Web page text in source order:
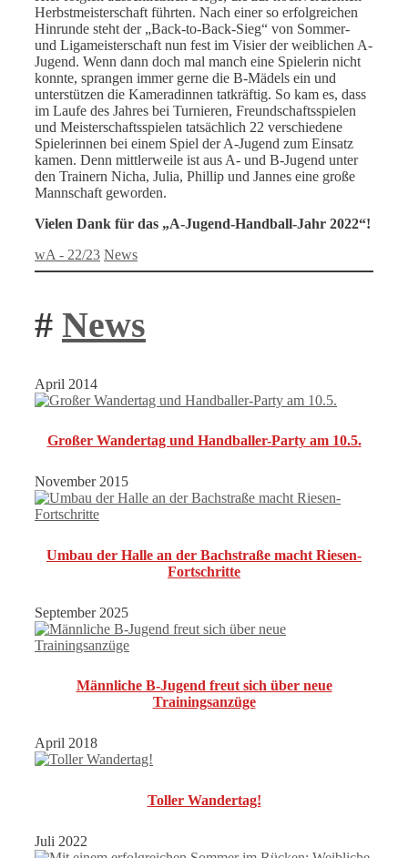
Herbstmeisterschaft führten. Nach einer so erfolgreichen
Hinrunde steht der „Back-to-Back-Sieg“ von Sommer-
und Ligameisterschaft nun fest im Visier der weiblichen A-
Jugend. Wenn dann doch mal manch eine Spielerin nicht
konnte, sprangen immer gerne die B-Mädels ein und
unterstützen die Kameradinnen tatkräftig. So kam es, dass
im Laufe des Jahres bei Turnieren, Freundschaftsspielen
und Meisterschaftsspielen tatsächlich 22 verschiedene
Spielerinnen bei einem Spiel der A-Jugend zum Einsatz
kamen. Denn mittlerweile ist aus A- und B-Jugend unter
den Trainern Nicha, Julia, Phillip und Jannes eine große
Mannschaft geworden.
Vielen Dank für das „A-Jugend-Handball-Jahr 2022“!
Kategorien
wA - 22/23 Schlagwörter
News
# News
April 2014
Großer Wandertag und Handballer-Party am 10.5.
November 2015
Umbau der Halle an der Bachstraße macht Riesen-
Fortschritte
September 2025
Männliche B-Jugend freut sich über neue
Trainingsanzüge
April 2018
Toller Wandertag!
Juli 2022